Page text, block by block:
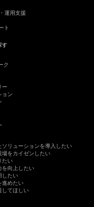
運用支援
ト
す
ク
ー
ョン
リューションを導入したい
場をカイゼンしたい
たい
を向上したい
したい
進めたい
してほしい